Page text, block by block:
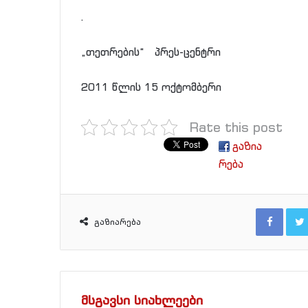
.
„თეთრების“ პრეს-ცენტრი
2011 წლის 15 ოქტომბერი
Rate this post
გაზია
რება
გაზიარება
Facebook
მსგავსი სიახლეები